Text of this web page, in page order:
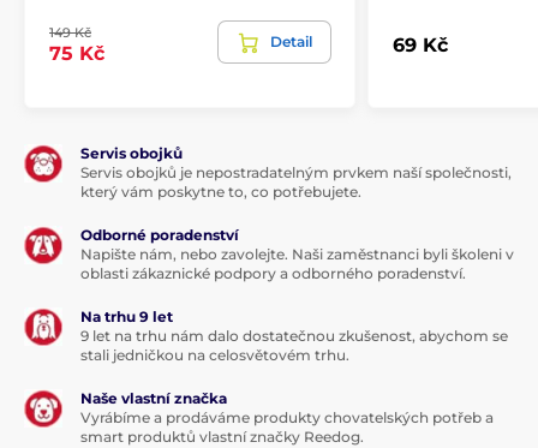
149 Kč
75 Kč
Detail 69 Kč
Servis obojků
Servis obojků je nepostradatelným prvkem naší společnosti,
který vám poskytne to, co potřebujete.
Odborné poradenství
Napište nám, nebo zavolejte. Naši zaměstnanci byli školeni v
oblasti zákaznické podpory a odborného poradenství.
Na trhu 9 let
9 let na trhu nám dalo dostatečnou zkušenost, abychom se
stali jedničkou na celosvětovém trhu.
Naše vlastní značka
Vyrábíme a prodáváme produkty chovatelských potřeb a
smart produktů vlastní značky Reedog.